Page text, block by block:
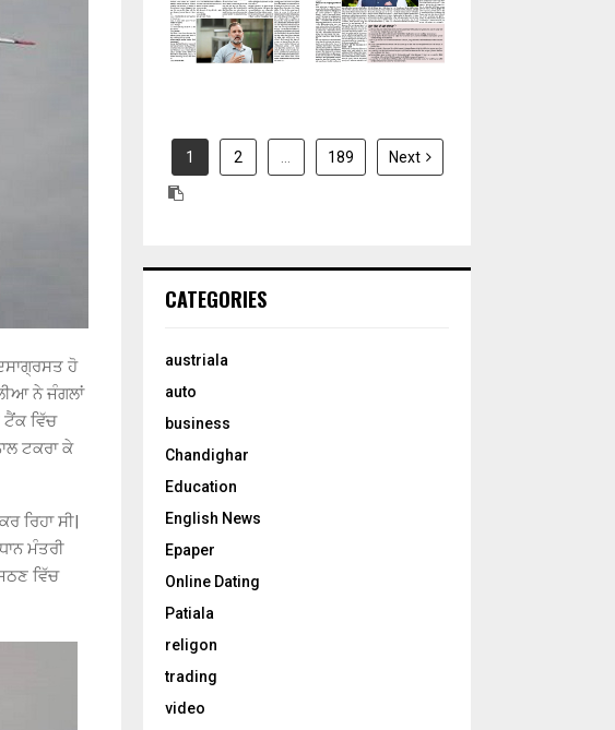
ਹੋ
ਨੇ ਜੰਗਲਾਂ
ਟੈਂਕ ਵਿੱਚ
ਟਕਰਾ ਕੇ
ਰਿਹਾ ਸੀ|
ਮੰਤਰੀ
ਵਿੱਚ
2026
2026
1 2 189 Next
CATEGORIES
austriala
auto
business
Chandighar
Education
English News
Epaper
Online Dating
Patiala
religon
trading
video